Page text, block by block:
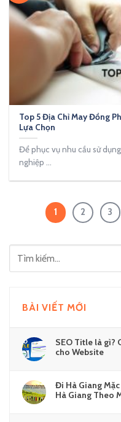
BÀI VIẾT MỚI
SEO Title là gì?
cho Website
Đi Hà Giang
Hà Giang Theo
Top 5 Địa Chỉ May Đồng
Lựa Chọn
Để phục vụ nhu cầu sử
nghiệp ...
1 2 3